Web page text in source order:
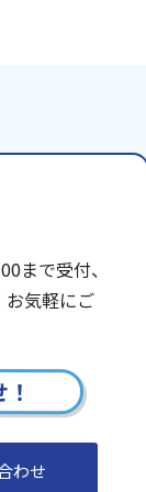
まで受付、
お気軽にご
わせ